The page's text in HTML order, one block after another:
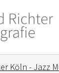
Köln - Jazz